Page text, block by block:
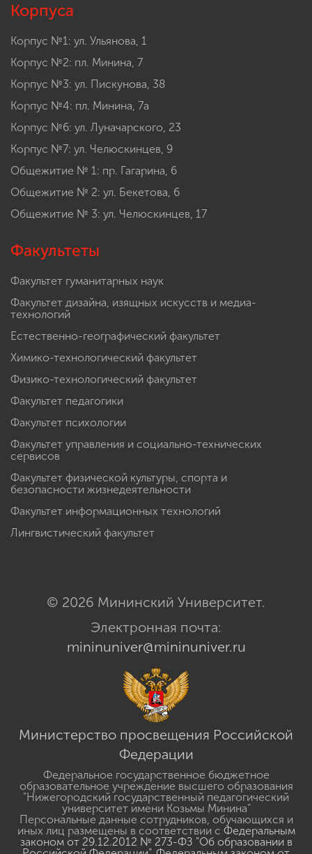
Корпуса
Корпус №1: ул. Ульянова, 1
Корпус №2: пл. Минина, 7
Корпус №3: ул. Пискунова, 38
Корпус №4: пл. Минина, 7а
Корпус №6: ул. Луначарского, 23
Корпус №7: ул. Челюскинцев, 9
Общежитие № 1: пр. Гагарина, 6
Общежитие № 2: ул. Бекетова, 6
Общежитие № 3: ул. Челюскинцев, 17
Факультеты
Факультет гуманитарных наук
Факультет дизайна, изящных искусств и медиа-
технологий
Естественно-географический факультет
Химико-технологический факультет
Физико-технологический факультет
Факультет педагогики
Факультет психологии
Факультет управления и социально-технических
сервисов
Факультет физической культуры, спорта и
безопасности жизнедеятельности
Факультет информационных технологий
Лингвистический факультет
© 2026 Мининский Университет.
Электронная почта:
mininuniver@mininuniver.ru
Министерство просвещения Российской
Федерации
Федеральное государственное бюджетное
образовательное учреждение высшего образования
"Нижегородский государственный педагогический
университет имени Козьмы Минина"
Персональные данные сотрудников, обучающихся и
иных лиц размещены в соответствии с Федеральным
законом от 29.12.2012 № 273-ФЗ "Об образовании в